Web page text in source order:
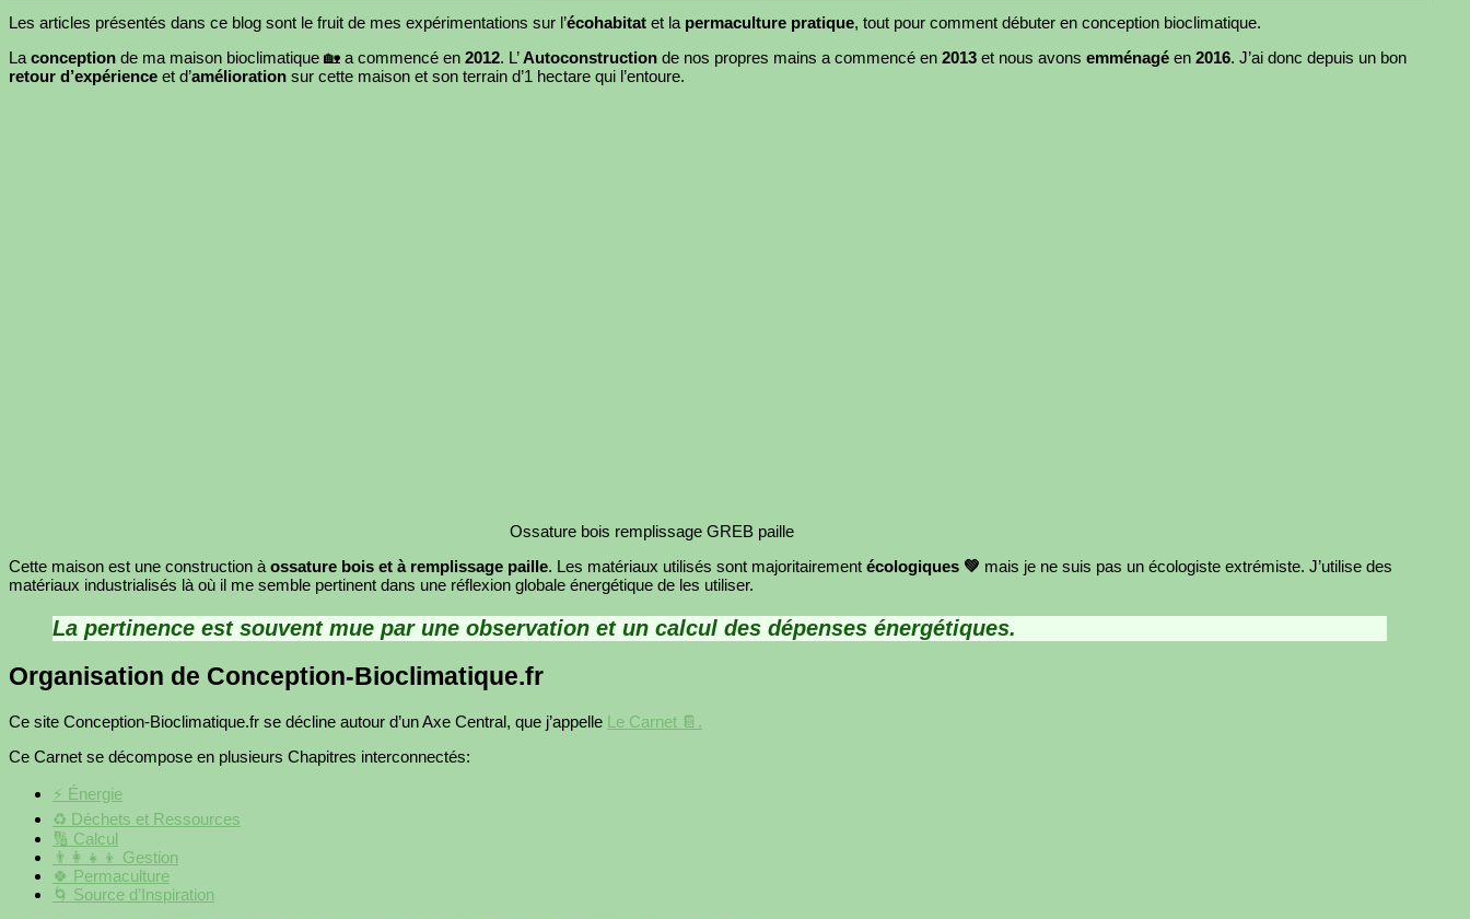
Les articles présentés dans ce blog sont le fruit de mes expérimentations sur l’écohabitat et la permaculture pratique, tout pour comment débuter en conception bioclimatique.
La conception de ma maison bioclimatique 🏡 a commencé en 2012. L’Autoconstruction de nos propres mains a commencé en 2013 et nous avons emménagé en 2016. J’ai donc depuis un bon
retour d’expérience et d’amélioration sur cette maison et son terrain d’1 hectare qui l’entoure.
Ossature bois remplissage GREB paille
Cette maison est une construction à ossature bois et à remplissage paille. Les matériaux utilisés sont majoritairement écologiques 💚 mais je ne suis pas un écologiste extrémiste. J’utilise des
matériaux industrialisés là où il me semble pertinent dans une réflexion globale énergétique de les utiliser.
La pertinence est souvent mue par une observation et un calcul des dépenses énergétiques.
Organisation de Conception-Bioclimatique.fr
Ce site Conception-Bioclimatique.fr se décline autour d’un Axe Central, que j’appelle Le Carnet 📔.
Ce Carnet se décompose en plusieurs Chapitres interconnectés:
⚡️ Énergie
♻️ Déchets et Ressources
🔢 Calcul
👨‍👩‍👧‍👦 Gestion
🍀 Permaculture
🌀 Source d’Inspiration